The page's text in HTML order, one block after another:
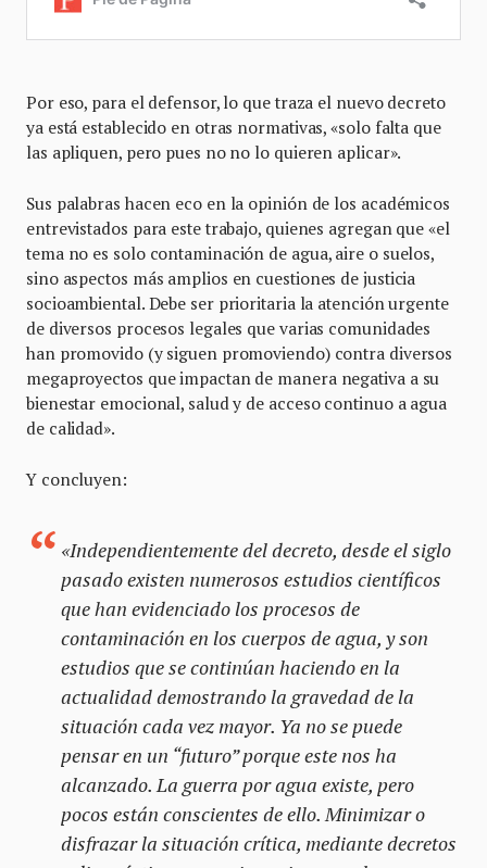
Por eso, para el defensor, lo que traza el nuevo decreto
ya está establecido en otras normativas, «solo falta que
las apliquen, pero pues no no lo quieren aplicar».
Sus palabras hacen eco en la opinión de los académicos
entrevistados para este trabajo, quienes agregan que «el
tema no es solo contaminación de agua, aire o suelos,
sino aspectos más amplios en cuestiones de justicia
socioambiental. Debe ser prioritaria la atención urgente
de diversos procesos legales que varias comunidades
han promovido (y siguen promoviendo) contra diversos
megaproyectos que impactan de manera negativa a su
bienestar emocional, salud y de acceso continuo a agua
de calidad».
Y concluyen:
«Independientemente del decreto, desde el siglo
pasado existen numerosos estudios científicos
que han evidenciado los procesos de
contaminación en los cuerpos de agua, y son
estudios que se continúan haciendo en la
actualidad demostrando la gravedad de la
situación cada vez mayor. Ya no se puede
pensar en un “futuro” porque este nos ha
alcanzado. La guerra por agua existe, pero
pocos están conscientes de ello. Minimizar o
disfrazar la situación crítica, mediante decretos